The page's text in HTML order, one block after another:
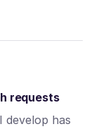
requests
develop has